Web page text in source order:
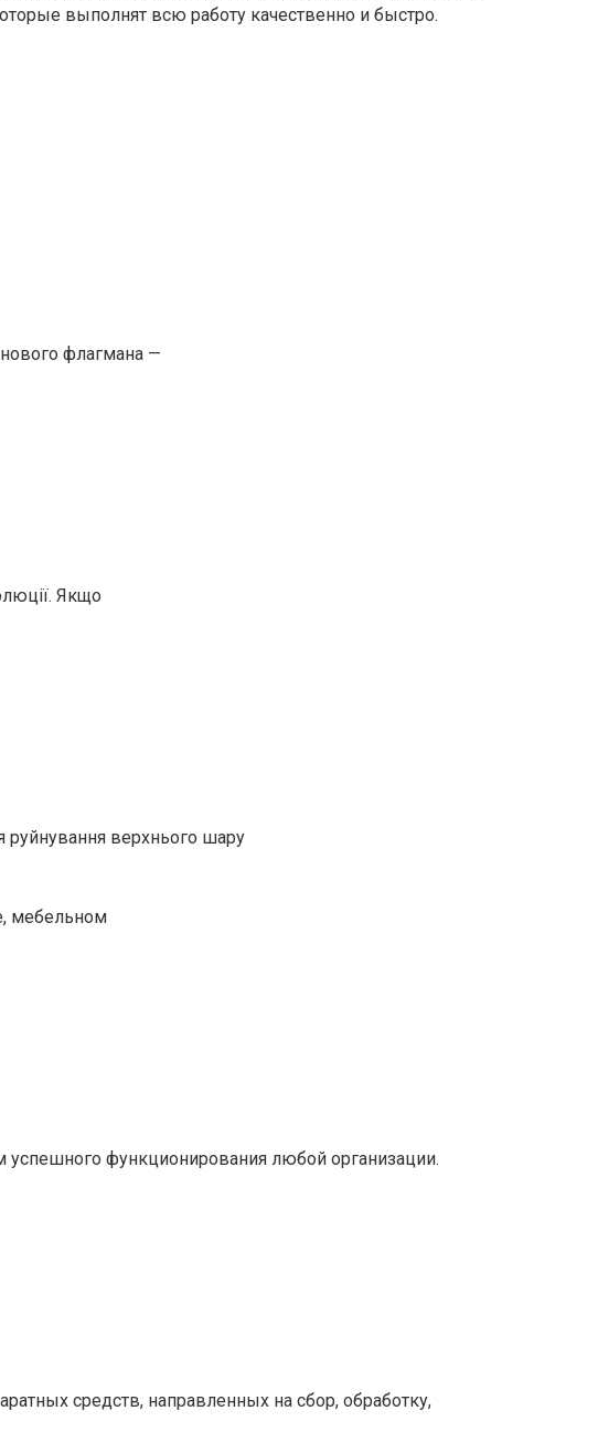
выполнят всю работу качественно и быстро.
нового флагмана —
Якщо
руйнування верхнього шару
мебельном
функционирования любой организации.
средств, направленных на сбор, обработку,